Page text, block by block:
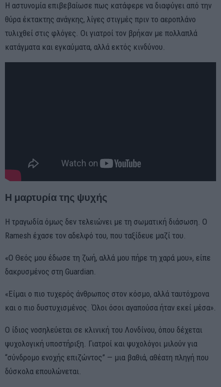
Η αστυνομία επιβεβαίωσε πως κατάφερε να διαφύγει από την
θύρα έκτακτης ανάγκης, λίγες στιγμές πριν το αεροπλάνο
τυλιχθεί στις φλόγες. Οι γιατροί τον βρήκαν με πολλαπλά
κατάγματα και εγκαύματα, αλλά εκτός κινδύνου.
Η μαρτυρία της ψυχής
Η τραγωδία όμως δεν τελειώνει με τη σωματική διάσωση. Ο
Ramesh έχασε τον αδελφό του, που ταξίδευε μαζί του.
«Ο Θεός μου έδωσε τη ζωή, αλλά μου πήρε τη χαρά μου», είπε
δακρυσμένος στη Guardian.
«Είμαι ο πιο τυχερός άνθρωπος στον κόσμο, αλλά ταυτόχρονα
και ο πιο δυστυχισμένος. Όλοι όσοι αγαπούσα ήταν εκεί μέσα».
Ο ίδιος νοσηλεύεται σε κλινική του Λονδίνου, όπου δέχεται
ψυχολογική υποστήριξη. Γιατροί και ψυχολόγοι μιλούν για
“σύνδρομο ενοχής επιζώντος” — μια βαθιά, αθέατη πληγή που
δύσκολα επουλώνεται.